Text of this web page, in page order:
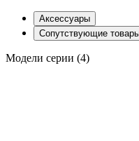
Аксессуары
Сопутствующие
Модели серии (4)